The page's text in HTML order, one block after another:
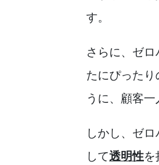
す。
さらに、ゼ
たにぴった
うに、顧客
しかし、ゼ
して透明性を